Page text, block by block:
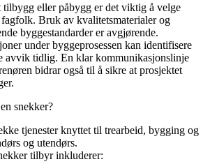
eller påbygg er det viktig å velge
Bruk av kvalitetsmaterialer og
byggestandarder er avgjørende.
under byggeprosessen kan identifisere
avvik tidlig. En klar kommunikasjonslinje
bidrar også til å sikre at prosjektet
snekker?
tjenester knyttet til trearbeid, bygging og
og utendørs.
tilbyr inkluderer: